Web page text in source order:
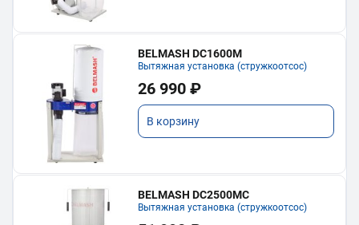
BELMASH DC1600M
Вытяжная установка (стружкоотсос)
26 990 ₽
В корзину
BELMASH DC2500MC
Вытяжная установка (стружкоотсос)